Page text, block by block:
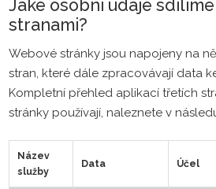
Jaké osobní údaje
stranami?
Webové stránky jsou napojeny na
stran, které dále zpracovávají data
Kompletní přehled aplikací třetích
stránky používají, naleznete v
Název
služby
Data Účel